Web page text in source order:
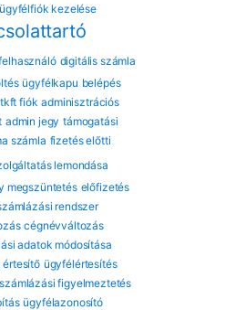
ügyfélfiók kezelése
digitális számla
ügyfélkapu belépés
fiók adminisztrációs
admin jegy támogatási
számla fizetés előtti
lemondása
megszüntetés előfizetés
rendszer
cégnévváltozás
adatok módosítása
értesítő ügyfélértesítés
számlázási figyelmeztetés
ügyfélazonosító